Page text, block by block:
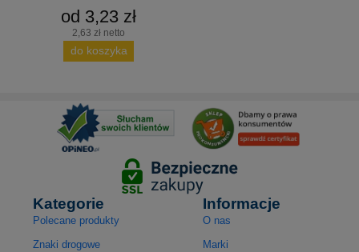
od 3,23 zł
2,63 zł netto
do koszyka
Kategorie
Polecane produkty
Znaki drogowe
Informacje
O nas
Marki